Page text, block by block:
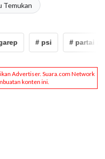
Temukan
# psi # partai